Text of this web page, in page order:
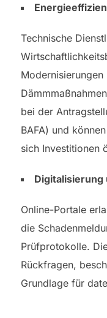
Technische
bei der
BAFA) und
sich Investitionen
Digitalisierung
Online-Portale
die
Prüfprotokolle.
Rückfragen,
Grundlage für